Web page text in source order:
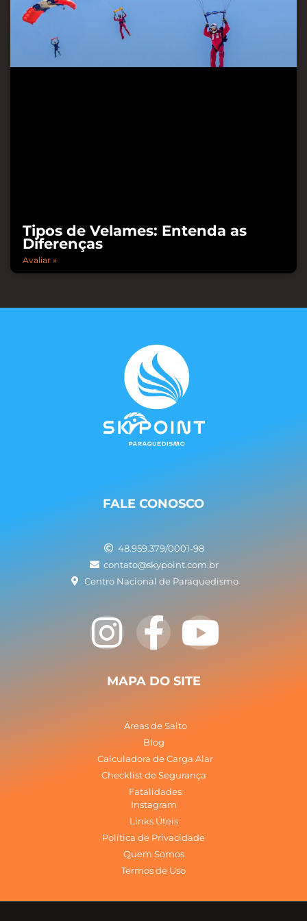
Tipos de Velames: Entenda as
Diferenças
Avaliar »
FALE CONOSCO
48.959.379/0001-98
contato@skypoint.com.br
Centro Nacional de Paraquedismo
I
n
s
a
g
r
a
m
F
a
c
e
b
o
o
k
-
Y
o
u
u
b
MAPA DO SITE
Áreas de Salto
Blog
Calculadora de Carga Alar
Checklist de Segurança
Fatalidades
Instagram
Links Úteis
Política de Privacidade
Quem Somos
Termos de Uso